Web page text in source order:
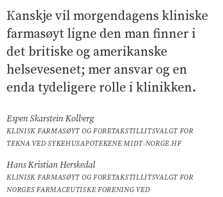
Kanskje vil morgendagens kliniske
farmasøyt ligne den man finner i
det britiske og amerikanske
helsevesenet; mer ansvar og en
enda tydeligere rolle i klinikken.
Espen Skarstein Kolberg
KLINISK FARMASØYT OG FORETAKSTILLITSVALGT FOR
TEKNA VED SYKEHUSAPOTEKENE MIDT-NORGE HF
Hans Kristian Herskedal
KLINISK FARMASØYT OG FORETAKSTILLITSVALGT FOR
NORGES FARMACEUTISKE FORENING VED